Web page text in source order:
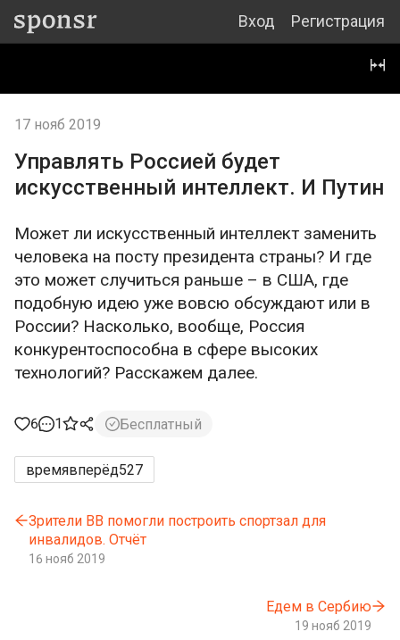
Вход Регистрация
17 нояб 2019
Управлять Россией будет
искусственный интеллект. И Путин
Может ли искусственный интеллект заменить
человека на посту президента страны? И где
это может случиться раньше – в США, где
подобную идею уже вовсю обсуждают или в
России? Насколько, вообще, Россия
конкурентоспособна в сфере высоких
технологий? Расскажем далее.
6 1 Бесплатный
времявперёд527
Зрители ВВ помогли построить спортзал для
инвалидов. Отчёт
16 нояб 2019
Едем в Сербию
19 нояб 2019